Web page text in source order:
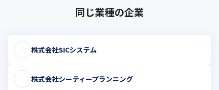
同じ業種の企業
株式会社SICシステム
株式会社シーティープランニング